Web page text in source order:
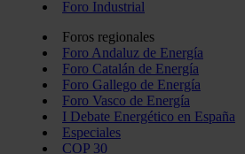
Foro Industrial
Foros regionales
Foro Andaluz de Energía
Foro Catalán de Energía
Foro Gallego de Energía
Foro Vasco de Energía
I Debate Energético en España
Especiales
COP 30